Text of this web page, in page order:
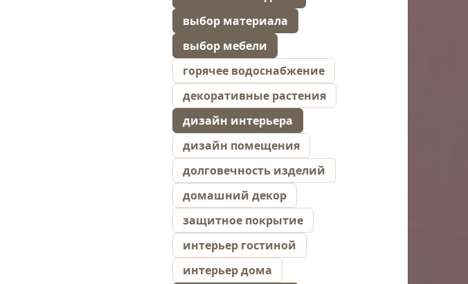
выбор материала
выбор мебели
горячее водоснабжение
декоративные растения
дизайн интерьера
дизайн помещения
долговечность изделий
домашний декор
защитное покрытие
интерьер гостиной
интерьер дома